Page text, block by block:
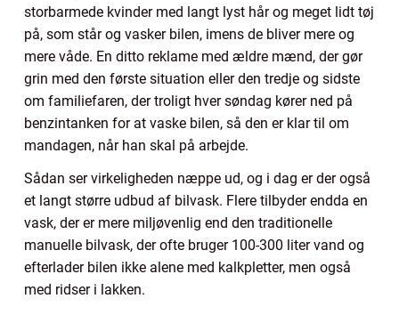
storbarmede kvinder med langt lyst hår og meget lidt tøj
på, som står og vasker bilen, imens de bliver mere og
mere våde. En ditto reklame med ældre mænd, der gør
grin med den første situation eller den tredje og sidste
om familiefaren, der troligt hver søndag kører ned på
benzintanken for at vaske bilen, så den er klar til om
mandagen, når han skal på arbejde.
Sådan ser virkeligheden næppe ud, og i dag er der også
et langt større udbud af bilvask. Flere tilbyder endda en
vask, der er mere miljøvenlig end den traditionelle
manuelle bilvask, der ofte bruger 100-300 liter vand og
efterlader bilen ikke alene med kalkpletter, men også
med ridser i lakken.